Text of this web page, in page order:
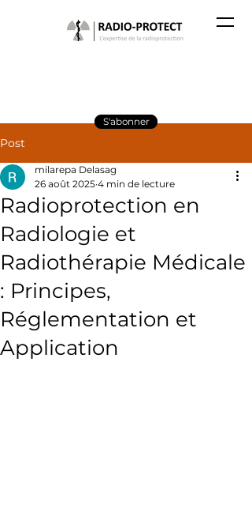
S'abonner
Post
Radioprotection en
Radiologie et
Radiothérapie Médicale
: Principes,
Réglementation et
Application
milarepa Delasag
26 août 2025 4 min de lecture